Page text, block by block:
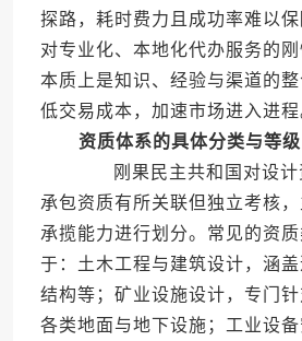
探路，耗时费力且成功率难以
对专业化、本地化代办服务的
本质上是知识、经验与渠道的
低交易成本，加速市场进入进程
资质体系的具体分类与等级
刚果民主共和国对设计
承包资质有所关联但独立考核
承揽能力进行划分。常见的资
于：土木工程与建筑设计，涵
结构等；矿业设施设计，专门
各类地面与地下设施；工业设